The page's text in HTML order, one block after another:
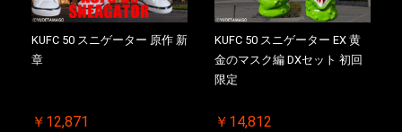
KUFC 50 スニゲーター 原作 新
章
￥12,871
KUFC 50 スニゲーター EX 黄
金のマスク編 DXセット 初回
限定
￥14,812